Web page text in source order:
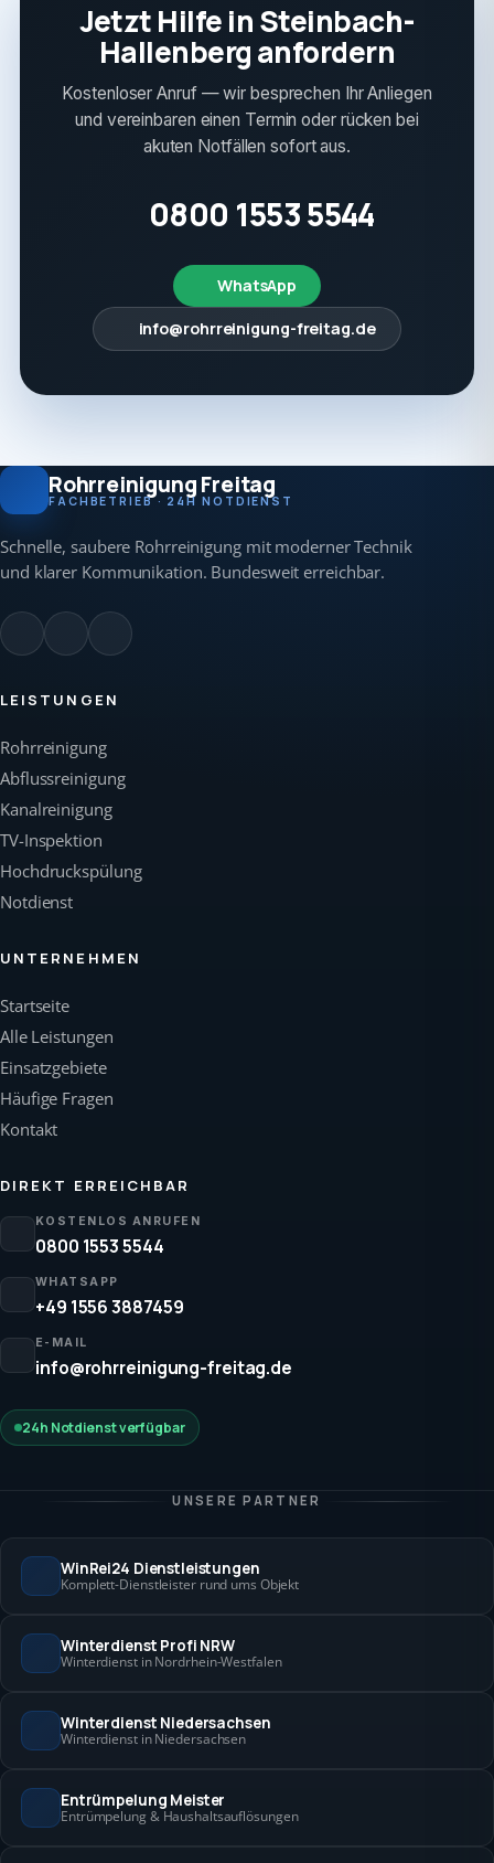
Jetzt Hilfe in Steinbach-
Hallenberg anfordern
Kostenloser Anruf — wir besprechen Ihr Anliegen
und vereinbaren einen Termin oder rücken bei
akuten Notfällen sofort aus.
0800 1553 5544
WhatsApp
info@rohrreinigung-freitag.de
Rohrreinigung Freitag
FACHBETRIEB · 24H NOTDIENST
Schnelle, saubere Rohrreinigung mit moderner Technik
und klarer Kommunikation. Bundesweit erreichbar.
LEISTUNGEN
Rohrreinigung
Abflussreinigung
Kanalreinigung
TV-Inspektion
Hochdruckspülung
Notdienst
UNTERNEHMEN
Startseite
Alle Leistungen
Einsatzgebiete
Häufige Fragen
Kontakt
DIREKT ERREICHBAR
KOSTENLOS ANRUFEN
0800 1553 5544
WHATSAPP
+49 1556 3887459
E-MAIL
info@rohrreinigung-freitag.de
24h Notdienst verfügbar
UNSERE PARTNER
WinRei24 Dienstleistungen
Komplett-Dienstleister rund ums Objekt
Winterdienst Profi NRW
Winterdienst in Nordrhein-Westfalen
Winterdienst Niedersachsen
Winterdienst in Niedersachsen
Entrümpelung Meister
Entrümpelung & Haushaltsauflösungen